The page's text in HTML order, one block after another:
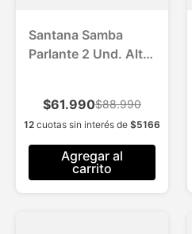
Santana Samba
Parlante 2 Und. Alta
$61.990$88.990
12 cuotas sin interés de $5166
Agregar al
carrito